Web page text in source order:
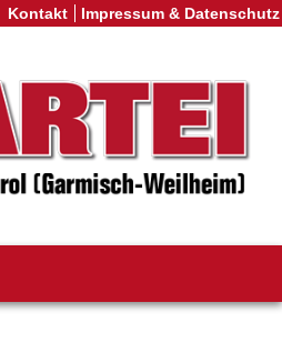
Kontakt Impressum & Datenschutz